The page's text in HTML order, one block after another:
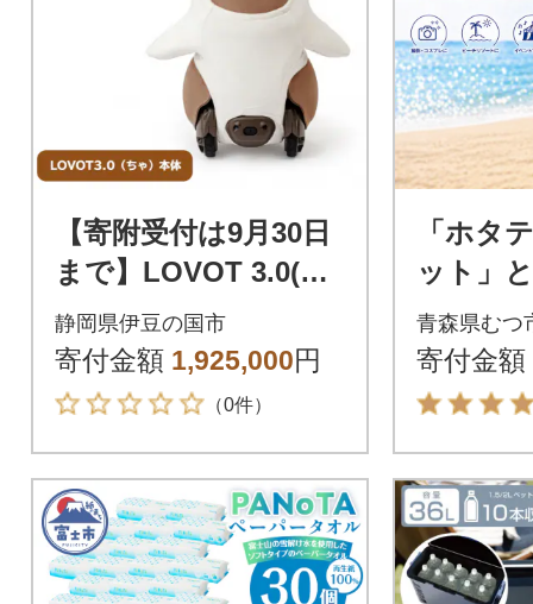
【寄附受付は9月30日
まで】LOVOT 3.0(ち
ゃ)
静岡県伊豆の国市
寄付金額 1,925,000円
（0件）
「ホタ
ット」
ド マダ
ーホタ
1枚」
青森県むつ
寄付金額